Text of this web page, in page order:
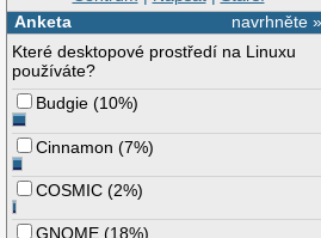
navrhněte »
Anketa
Které desktopové prostředí na Linuxu
používáte?
Budgie (10%)
Cinnamon (7%)
COSMIC (2%)
GNOME (18%)